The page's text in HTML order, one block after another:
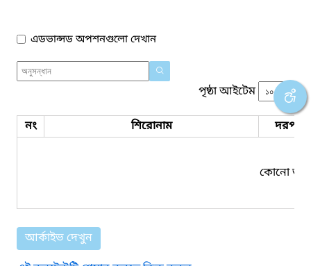
এডভান্সড অপশনগুলো দেখান
পৃষ্ঠা আইটেম
নং শিরোনাম দরপত্র
কোনো তথ্য
আর্কাইভ দেখুন